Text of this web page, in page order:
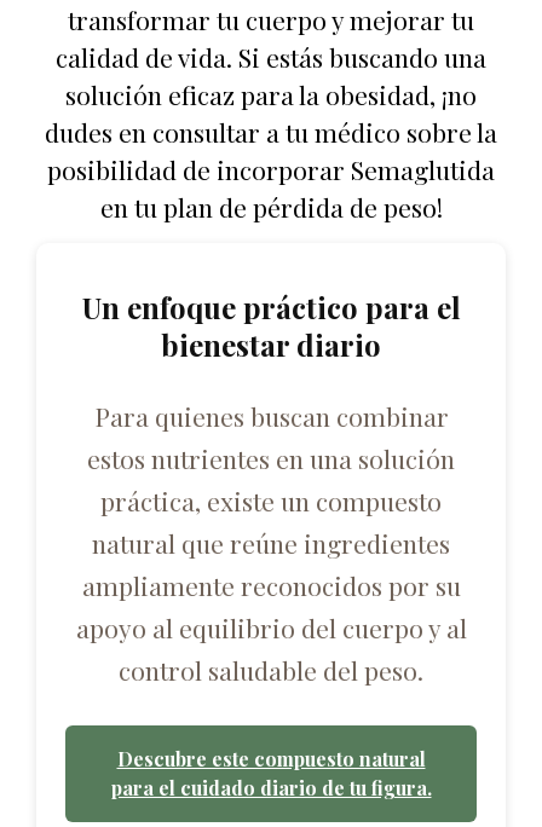
transformar tu cuerpo y mejorar tu
calidad de vida. Si estás buscando una
solución eficaz para la obesidad, ¡no
dudes en consultar a tu médico sobre la
posibilidad de incorporar Semaglutida
en tu plan de pérdida de peso!
Un enfoque práctico para el
bienestar diario
Para quienes buscan combinar
estos nutrientes en una solución
práctica, existe un compuesto
natural que reúne ingredientes
ampliamente reconocidos por su
apoyo al equilibrio del cuerpo y al
control saludable del peso.
Descubre este compuesto natural
para el cuidado diario de tu figura.